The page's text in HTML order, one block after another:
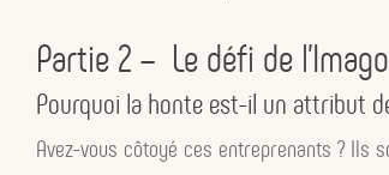
Partie 2 – Le défi de
Pourquoi la honte est-il un attribut
Avez-vous côtoyé ces entreprenants ? Ils